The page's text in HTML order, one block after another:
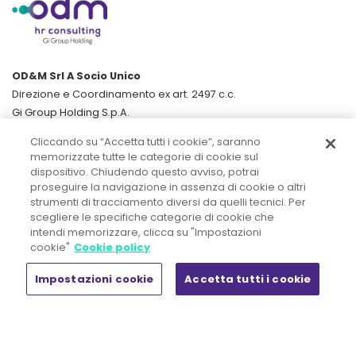
OD&M Srl A Socio Unico
Direzione e Coordinamento ex art. 2497 c.c.
Gi Group Holding S.p.A.
Sede legale:
Piazza IV Novembre, 5 - 20124 Milano
Tel. +39 02.444.11.090 - Fax +39 02.444.11.080
R.E.A. n° MI 1857107 - Registro Imprese di Milano Monza Brianza
Lodi
Capitale Sociale € 50.000,00 i.v.
Group Holding" 11412450964
Cliccando su “Accetta tutti i cookie”, saranno
memorizzate tutte le categorie di cookie sul
dispositivo. Chiudendo questo avviso, potrai
proseguire la navigazione in assenza di cookie o altri
strumenti di tracciamento diversi da quelli tecnici. Per
scegliere le specifiche categorie di cookie che
intendi memorizzare, clicca su "Impostazioni
cookie" Cookie policy
Impostazioni cookie Accetta tutti i cookie